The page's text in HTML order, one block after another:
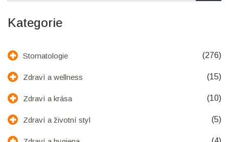
Kategorie
Stomatologie (276)
Zdraví a wellness (15)
Zdraví a krása (10)
Zdraví a životní styl (5)